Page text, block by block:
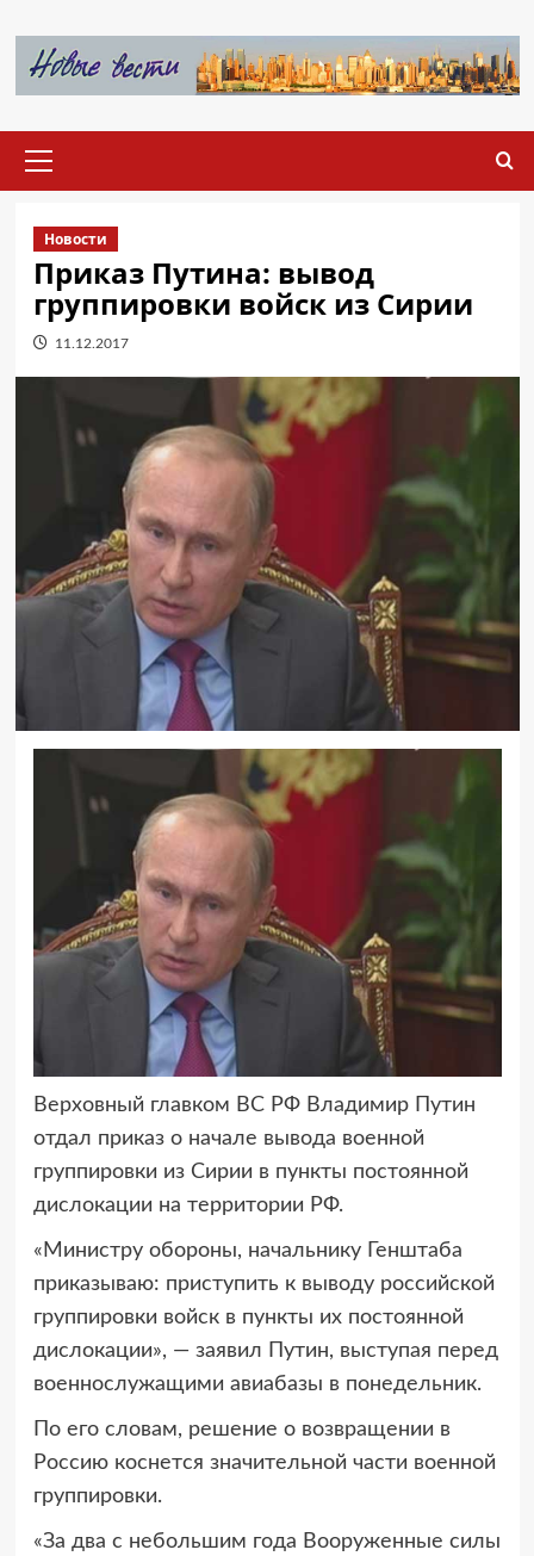
содержимому
меню
Новости
Приказ Путина: вывод
группировки войск из Сирии
11.12.2017
Верховный главком ВС РФ Владимир Путин
отдал приказ о начале вывода военной
группировки из Сирии в пункты постоянной
дислокации на территории РФ.
«Министру обороны, начальнику Генштаба
приказываю: приступить к выводу российской
группировки войск в пункты их постоянной
дислокации», — заявил Путин, выступая перед
военнослужащими авиабазы в понедельник.
По его словам, решение о возвращении в
Россию коснется значительной части военной
группировки.
«За два с небольшим года Вооруженные силы